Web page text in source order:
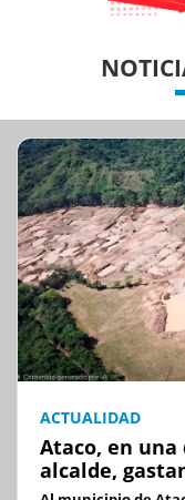
ACTUALIDAD
Ataco, en una
alcalde,